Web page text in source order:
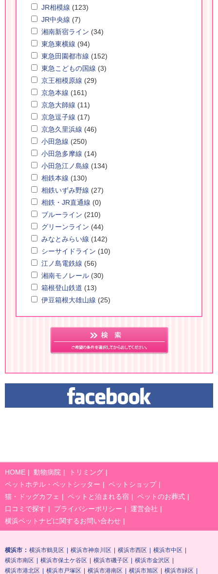
JR相模線 (123)
JR中央線 (7)
湘南新宿ライン (34)
東急東横線 (94)
東急田園都市線 (152)
東急こどもの国線 (3)
京王相模原線 (29)
京急本線 (161)
京急大師線 (11)
京急逗子線 (17)
京急久里浜線 (46)
小田急線 (250)
小田急多摩線 (14)
小田急江ノ島線 (134)
相鉄本線 (130)
相鉄いずみ野線 (27)
相鉄・JR直通線 (0)
ブルーライン (210)
グリーンライン (44)
みなとみらい線 (142)
シーサイドライン (10)
江ノ島電鉄線 (56)
湘南モノレール (30)
箱根登山鉄道 (13)
伊豆箱根大雄山線 (25)
HOME 動物病院
トリミング
ペットホテル・ペットシッター
ペットショップ
猫・ドッグカフェ
ペットと泊まれる宿
ペットのお葬式
口コミで探す
プライバシーポリシー
運営会社
横浜ペットナビに関するお問い合わせ
横浜市 横浜市鶴見区 横浜市神奈川区 横浜市西区
横浜市中区
横浜市南区
横浜市保土ケ谷区 横浜市磯子区
横浜市金沢区
横浜市港北区
横浜市戸塚区 横浜市港南区 横浜市旭区 横浜市緑区